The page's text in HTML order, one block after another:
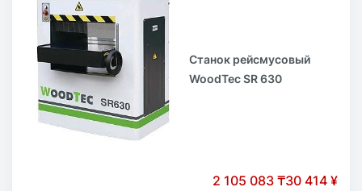
Станок рейсмусовый
WoodTec SR 630
2 105 083 ₸30 414 ¥